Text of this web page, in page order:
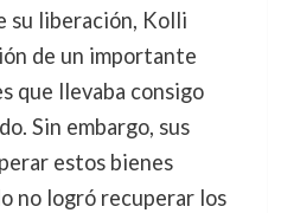
su liberación, Kolli
de un importante
que llevaba consigo
Sin embargo, sus
estos bienes
no logró recuperar los